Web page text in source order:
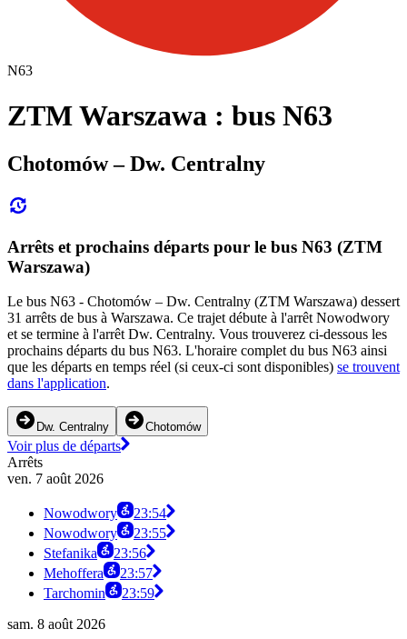
N63
ZTM Warszawa : bus N63
Chotomów – Dw. Centralny
Arrêts et prochains départs pour le bus N63 (ZTM
Warszawa)
Le bus N63 - Chotomów – Dw. Centralny (ZTM Warszawa) dessert
31 arrêts de bus à Warszawa. Ce trajet débute à l'arrêt Nowodwory
et se termine à l'arrêt Dw. Centralny. Vous trouverez ci-dessous les
prochains départs du bus N63. L'horaire complet du bus N63 ainsi
que les départs en temps réel (si ceux-ci sont disponibles) se trouvent
dans l'application.
Dw. Centralny Chotomów
Voir plus de départs
Arrêts
ven. 7 août 2026
Nowodwory
23:54
Nowodwory
23:55
Stefanika
23:56
Mehoffera
23:57
Tarchomin
23:59
sam. 8 août 2026